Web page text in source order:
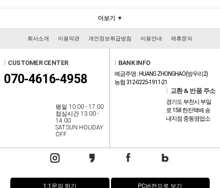
더보기 ▼
회사소개 이용약관 개인정보취급방침 이용안내 제휴문의
CUSTOMER CENTER
070-4616-4958
평일 10:00 - 17:00
점심시간 13:00 -
14:00
SAT.SUN HOLIDAY
OFF
BANK INFO
예금주명 : HUANG ZHONGHAO(방우리2)
농협 312-0225-1911-21
교환 & 반품 주소
경기도 부천시 부일
로 158 한진택배 송
내지점 중동영업소
1:1문의 하기 PC버전으로 보기